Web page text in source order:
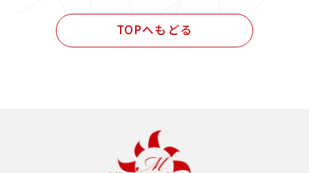
TOPへもどる